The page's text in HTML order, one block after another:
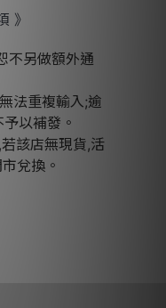
》
不另做額外通
法重複輸入;逾
以補發。
該店無現貨,活
兌換。